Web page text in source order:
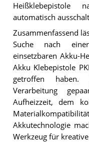
Heißklebepistole
automatisch
Zusammenfassend
Suche nach
einsetzbaren Akku-
Akku Klebepistole
getroffen
Verarbeitung
Aufheizzeit, dem
Akkutechnologie
Werkzeug für